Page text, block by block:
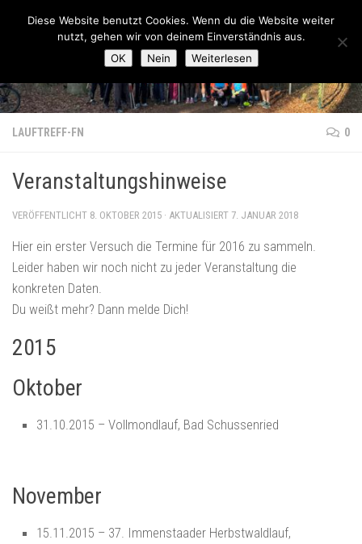
Zum Inhalt springen
Lauftreff-FN
LAUFTREFF-FN 0
Veranstaltungshinweise
VERÖFFENTLICHT 8. OKTOBER 2015 · AKTUALISIERT 7. JANUAR 2018
Hier ein erster Versuch die Termine für 2016 zu sammeln.
Leider haben wir noch nicht zu jeder Veranstaltung die
konkreten Daten.
Du weißt mehr? Dann melde Dich!
2015
Oktober
31.10.2015 – Vollmondlauf, Bad Schussenried
November
15.11.2015 – 37. Immenstaader Herbstwaldlauf,
Diese Website benutzt Cookies. Wenn du die Website weiter
nutzt, gehen wir von deinem Einverständnis aus.
OK
Nein Weiterlesen